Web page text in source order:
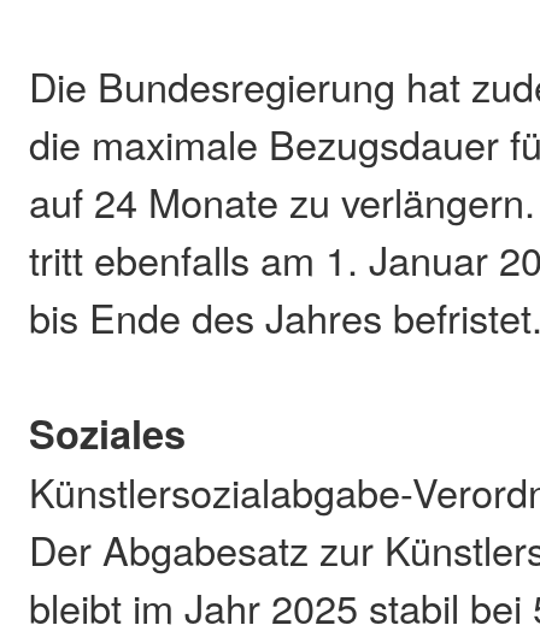
Die Bundesregierung hat
die maximale Bezugsdauer
auf 24 Monate zu
tritt ebenfalls am 1. Januar
bis Ende des Jahres
Soziales
Künstlersozialabgabe-
Der Abgabesatz zur
bleibt im Jahr 2025 stabil bei